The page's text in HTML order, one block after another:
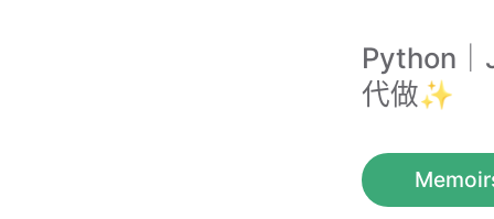
Python｜
代做✨